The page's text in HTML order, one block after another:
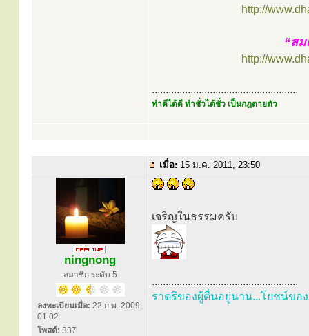
http://
“สม
http://
.....................................................
ทำดีได้ดี ทำชั่วได้ชั่ว เป็นกฎตายตัว
เมื่อ: 15 ม.ค. 2011, 23:50
ningnong
สมาชิก ระดับ 5
ลงทะเบียนเมื่อ: 22 ก.พ. 2009,
01:02
โพสต์: 337
เจริญในธรรมครับ
.....................................................
ราตรีของผู้ตื่นอยู่นาน...โยชน์ขอ